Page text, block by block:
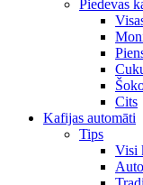
Piedevas
Cits
Kafijas automāti
Tips
Visi